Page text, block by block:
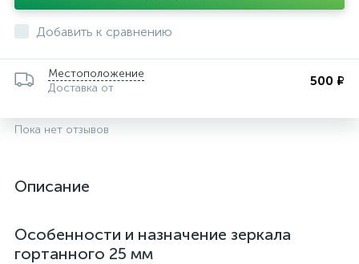
Добавить к сравнению
Местоположение
Доставка от
500 ₽
Пока нет отзывов
Описание
Особенности и назначение зеркала
гортанного 25 мм